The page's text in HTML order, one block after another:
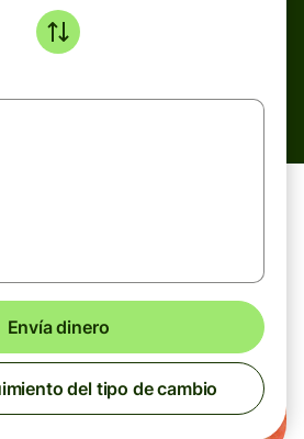
Envía dinero
del tipo de cambio